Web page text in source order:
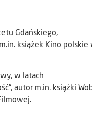
Gdańskiego,
książek Kino
w latach
autor m.in. książki